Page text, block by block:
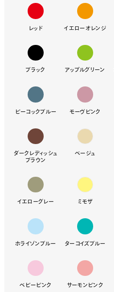
レッド イエローオレンジ
ブラック アップルグリーン
ピーコックブルー モーヴピンク
ダークレディッシュ
ブラウン
ベージュ
イエローグレー ミモザ
ホライゾンブルー ターコイズブルー
ベビーピンク サーモンピンク